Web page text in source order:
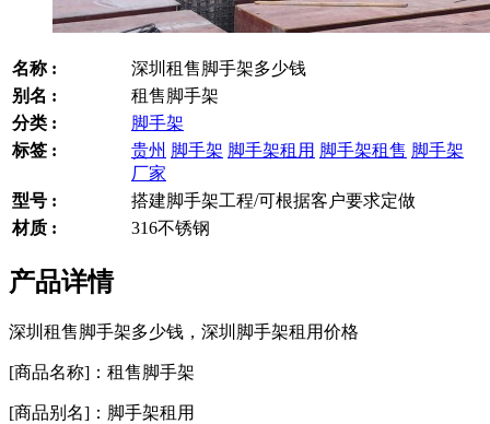
名称 :
深圳租售脚手架多少钱
别名 :
租售脚手架
分类 :
脚手架
标签 :
贵州 脚手架 脚手架租用 脚手架租售 脚手架
厂家
型号 :
搭建脚手架工程/可根据客户要求定做
材质 :
316不锈钢
产品详情
深圳租售脚手架多少钱， 深圳脚手架租用价格
[商品名称]：租售脚手架
[商品别名]：脚手架租用